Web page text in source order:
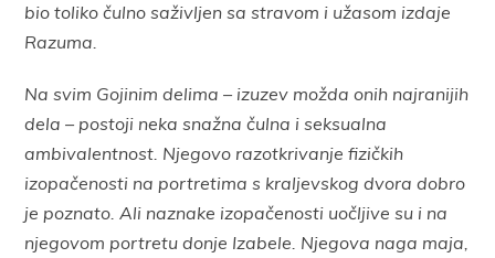
bio toliko čulno saživljen sa stravom i užasom izdaje
Razuma.
Na svim Gojinim delima – izuzev možda onih najranijih
dela – postoji neka snažna čulna i seksualna
ambivalentnost. Njegovo razotkrivanje fizičkih
izopačenosti na portretima s kraljevskog dvora dobro
je poznato. Ali naznake izopačenosti uočljive su i na
njegovom portretu donje Izabele. Njegova naga maja,